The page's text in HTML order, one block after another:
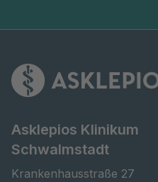
Asklepios Klinikum
Schwalmstadt
Krankenhausstraße 27